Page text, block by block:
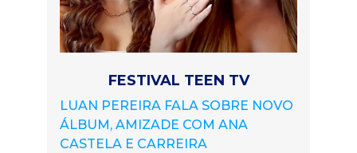
FESTIVAL TEEN TV
LUAN PEREIRA FALA SOBRE NOVO
ÁLBUM, AMIZADE COM ANA
CASTELA E CARREIRA